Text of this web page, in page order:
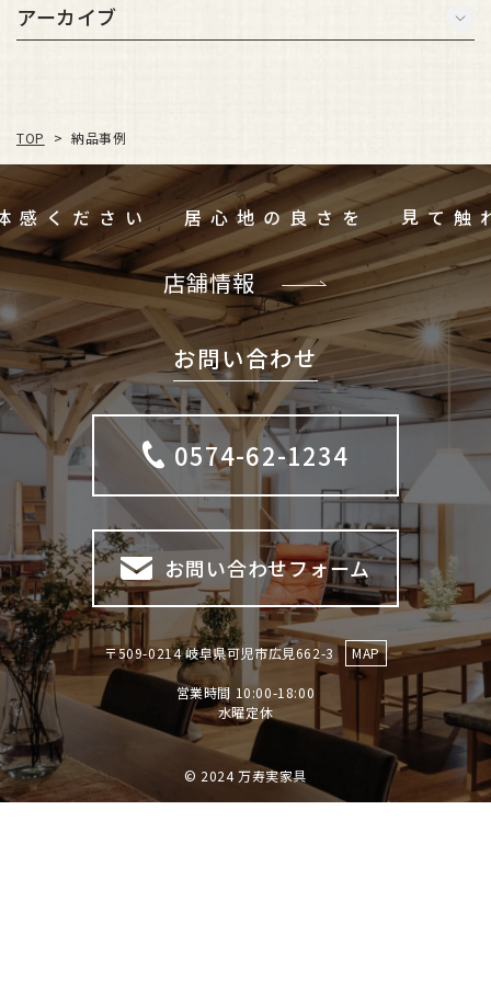
アーカイブ
TOP > 納品事例
ご体感ください 居心地の良さを
店舗情報
お問い合わせ
0574-62-1234
お問い合わせフォーム
〒509-0214 岐阜県可児市広見662-3 MAP
営業時間 10:00-18:00
​​​​​​​水曜定休
© 2024 万寿実家具